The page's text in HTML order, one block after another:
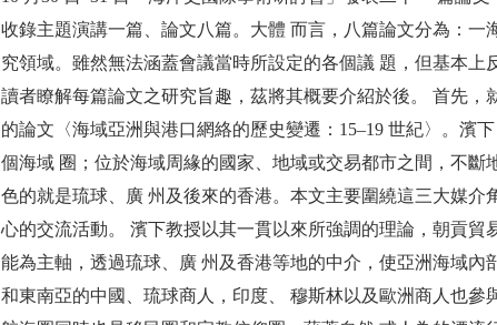
收錄主題演講一篇、論文八篇。大體 而言，八篇論文分為：
究領域。雖然無法涵蓋會議當時所設定的各個議 題，但基本
讀者瞭解每篇論文之研究旨趣，茲將其概要介紹於後。 首先
的論文〈海域亞洲與港口網絡的歷史變遷：15–19 世紀〉。濱
個海域 圈；位於海域周緣的國家、地域或交易都市之間，不
色的就是琉球、廣 州及後來的香港。本文主要圍繞這三大媒介
心的交流活動。 濱下教授以其一貫以來所強調的理論，朝貢
能為主軸，透過琉球、廣 州及香港等地的中介，使亞洲海域
和東南亞的中國、琉球商人，印度、 穆斯林以及歐洲商人也參